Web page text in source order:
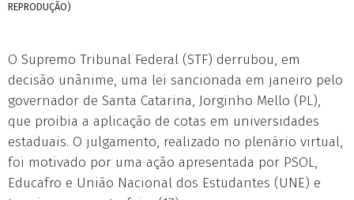
REPRODUÇÃO)
O Supremo Tribunal Federal (STF) derrubou, em
decisão unânime, uma lei sancionada em janeiro pelo
governador de Santa Catarina, Jorginho Mello (PL),
que proibia a aplicação de cotas em universidades
estaduais. O julgamento, realizado no plenário virtual,
foi motivado por uma ação apresentada por PSOL,
Educafro e União Nacional dos Estudantes (UNE) e